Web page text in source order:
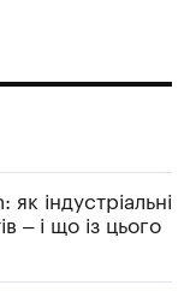
індустріальні
– і що із цього